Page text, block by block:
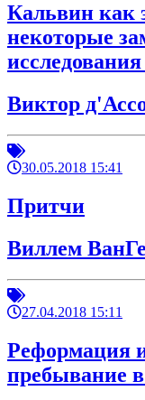
Кальвин как
некоторые
Виктор
30.05.2018 15:41
Притчи
Виллем
27.04.2018 15:11
Реформация
пребывание